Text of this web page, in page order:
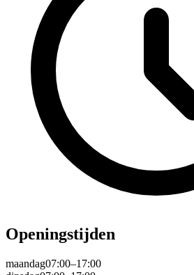
Openingstijden
maandag07:00–17:00